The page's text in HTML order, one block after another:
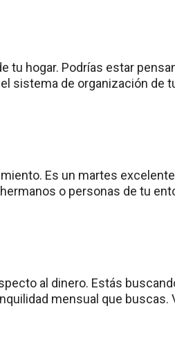
tu hogar. Podrías estar
sistema de organización de
Es un martes
o personas de tu
al dinero. Estás
mensual que buscas.